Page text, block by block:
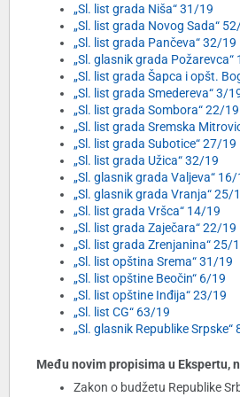
„Sl. list grada Niša“ 31/19
„Sl. list grada Novog Sada“
„Sl. list grada Pančeva“ 32/19
„Sl. glasnik grada Požarevca“
„Sl. list grada Šapca i opšt.
„Sl. list grada Smedereva“ 3/
„Sl. list grada Sombora“ 22/19
„Sl. list grada Sremska
„Sl. list grada Subotice“ 27/19
„Sl. list grada Užica“ 32/19
„Sl. glasnik grada Valjeva“ 16/
„Sl. glasnik grada Vranja“ 25/
„Sl. list grada Vršca“ 14/19
„Sl. list grada Zaječara“ 22/19
„Sl. list grada Zrenjanina“ 25/
„Sl. list opština Srema“ 31/19
„Sl. list opštine Beočin“ 6/19
„Sl. list opštine Inđija“ 23/19
„Sl. list CG“ 63/19
„Sl. glasnik Republike Srpske“
Među novim propisima u Ekspertu,
Zakon o budžetu Republike